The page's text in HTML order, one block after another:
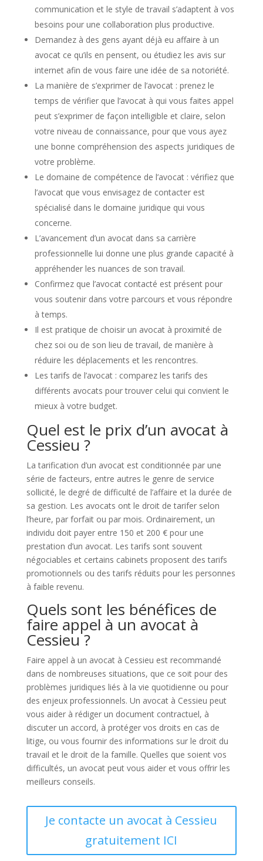
communication et le style de travail s’adaptent à vos
besoins pour une collaboration plus productive.
Demandez à des gens ayant déjà eu affaire à un
avocat ce qu’ils en pensent, ou étudiez les avis sur
internet afin de vous faire une idée de sa notoriété.
La manière de s’exprimer de l’avocat : prenez le
temps de vérifier que l’avocat à qui vous faites appel
peut s’exprimer de façon intelligible et claire, selon
votre niveau de connaissance, pour que vous ayez
une bonne compréhension des aspects juridiques de
votre problème.
Le domaine de compétence de l’avocat : vérifiez que
l’avocat que vous envisagez de contacter est
spécialisé dans le domaine juridique qui vous
concerne.
L’avancement d’un avocat dans sa carrière
professionnelle lui donne une plus grande capacité à
appréhender les nuances de son travail.
Confirmez que l’avocat contacté est présent pour
vous soutenir dans votre parcours et vous répondre
à temps.
Il est pratique de choisir un avocat à proximité de
chez soi ou de son lieu de travail, de manière à
réduire les déplacements et les rencontres.
Les tarifs de l’avocat : comparez les tarifs des
différents avocats pour trouver celui qui convient le
mieux à votre budget.
Quel est le prix d’un avocat à
Cessieu ?
La tarification d’un avocat est conditionnée par une
série de facteurs, entre autres le genre de service
sollicité, le degré de difficulté de l’affaire et la durée de
sa gestion. Les avocats ont le droit de tarifer selon
l’heure, par forfait ou par mois. Ordinairement, un
individu doit payer entre 150 et 200 € pour une
prestation d’un avocat. Les tarifs sont souvent
négociables et certains cabinets proposent des tarifs
promotionnels ou des tarifs réduits pour les personnes
à faible revenu.
Quels sont les bénéfices de
faire appel à un avocat à
Cessieu ?
Faire appel à un avocat à Cessieu est recommandé
dans de nombreuses situations, que ce soit pour des
problèmes juridiques liés à la vie quotidienne ou pour
des enjeux professionnels. Un avocat à Cessieu peut
vous aider à rédiger un document contractuel, à
discuter un accord, à protéger vos droits en cas de
litige, ou vous fournir des informations sur le droit du
travail et le droit de la famille. Quelles que soient vos
difficultés, un avocat peut vous aider et vous offrir les
meilleurs conseils.
Je contacte un avocat à Cessieu
gratuitement ICI